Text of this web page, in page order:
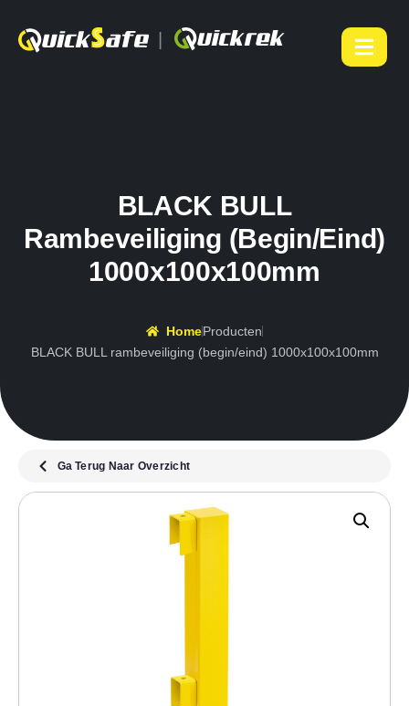
BLACK BULL
Rambeveiliging (begin/eind)
1000x100x100mm
HomeProducten
BLACK BULL rambeveiliging (begin/eind) 1000x100x100mm
Ga Terug Naar Overzicht